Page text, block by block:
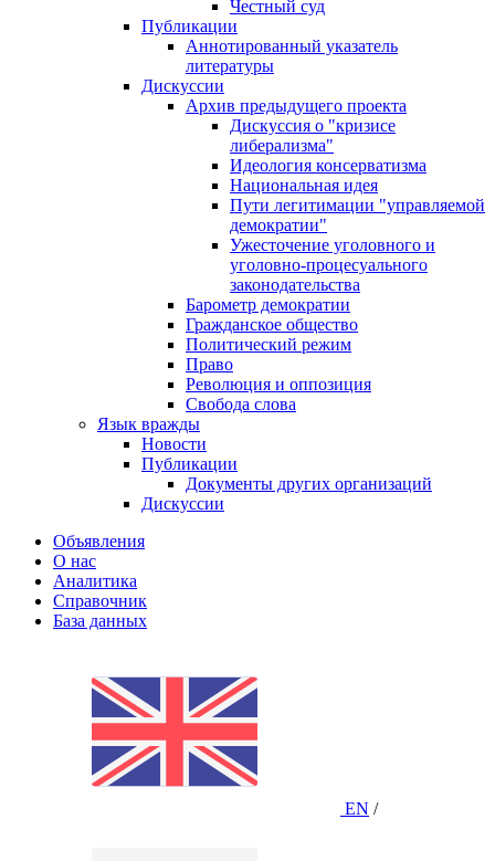
Честный суд
Публикации
Аннотированный указатель
литературы
Дискуссии
Архив предыдущего проекта
Дискуссия о "кризисе
либерализма"
Идеология консерватизма
Национальная идея
Пути легитимации "управляемой
демократии"
Ужесточение уголовного и
уголовно-процесуального
законодательства
Барометр демократии
Гражданское общество
Политический режим
Право
Революция и оппозиция
Свобода слова
Язык вражды
Новости
Публикации
Документы других организаций
Дискуссии
Объявления
О нас
Аналитика
Справочник
База данных
EN /